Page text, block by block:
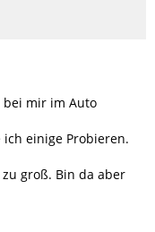
bei mir im Auto
einige Probieren.
groß. Bin da aber